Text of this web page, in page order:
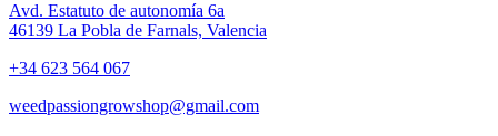
Avd. Estatuto de autonomía 6a
46139 La Pobla de Farnals, Valencia
+34 623 564 067
weedpassiongrowshop@gmail.com